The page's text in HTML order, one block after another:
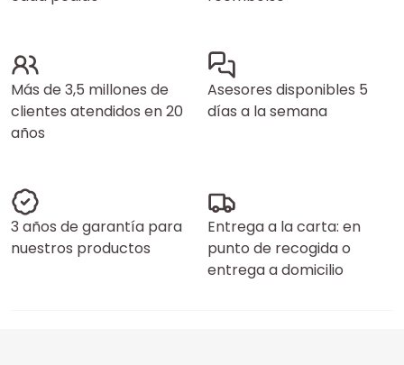
Más de 3,5 millones de
clientes atendidos en 20
años
Asesores disponibles 5
días a la semana
3 años de garantía para
nuestros productos
Entrega a la carta: en
punto de recogida o
entrega a domicilio